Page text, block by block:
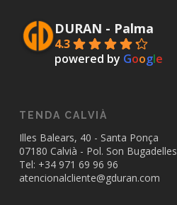
DURAN - Palma
4.3
powered by Google
TENDA CALVIÀ
Illes Balears, 40 - Santa Ponça
07180 Calvià - Pol. Son Bugadelles
Tel: +34 971 69 96 96
atencionalcliente@gduran.com